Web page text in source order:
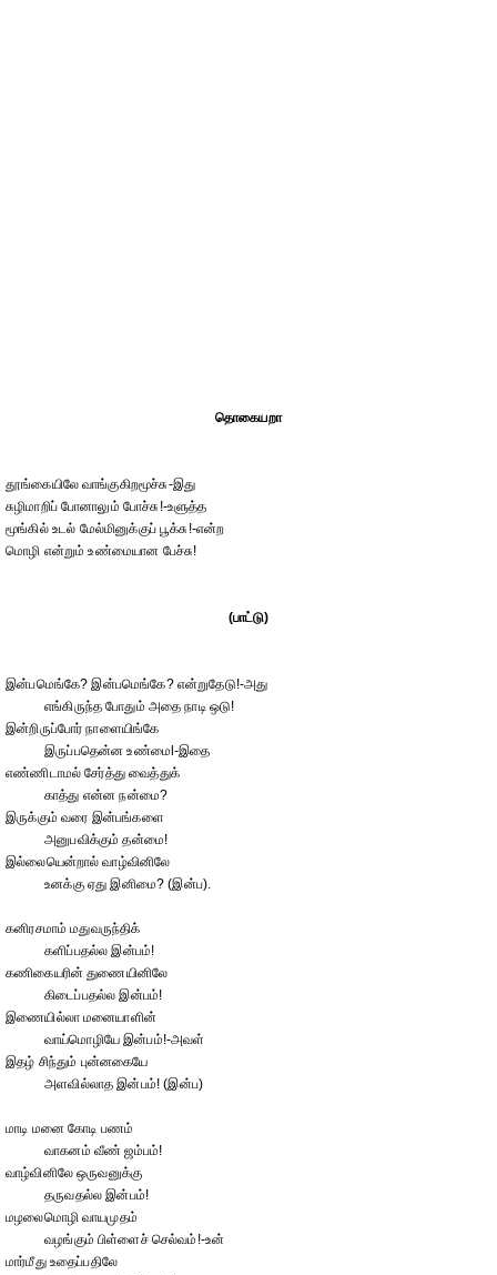
தொகையறா
தூங்கையிலே வாங்குகிறமூச்சு-இது
சுழிமாறிப் போனாலும் போச்சு!-உளுத்த
மூங்கில் உடல் மேல்மினுக்குப் பூக்சு!-என்ற
மொழி என்றும் உண்மையான பேச்சு!
(பாட்டு)
இன்பமெங்கே? இன்பமெங்கே? என்றுதேடு!-அது
எங்கிருந்த போதும் அதை நாடி ஒடு!
இன்றிருப்போர் நாளையிங்கே
இருப்பதென்ன உண்மைl-இதை
எண்ணிடாமல் சேர்த்து வைத்துக்
காத்து என்ன நன்மை?
இருக்கும் வரை இன்பங்களை
அனுபவிக்கும் தன்மை!
இல்லையென்றால் வாழ்வினிலே
உனக்கு ஏது இனிமை? (இன்ப).
கனிரசமாம் மதுவருந்திக்
களிப்பதல்ல இன்பம்!
கணிகையரின் துணையினிலே
கிடைப்பதல்ல இன்பம்!
இணையில்லா மனையாளின்
வாய்மொழியே இன்பம்!-அவள்
இதழ் சிந்தும் புன்னகையே
அளவில்லாத இன்பம்! (இன்ப)
மாடி மனை கோடி பணம்
வாகனம் வீண் ஜம்பம்!
வாழ்வினிலே ஒருவனுக்கு
தருவதல்ல இன்பம்!
மழலைமொழி வாயமுதம்
வழங்கும் பிள்ளைச் செல்வம்!-உன்
மார்மீது உதைப்பதிலே